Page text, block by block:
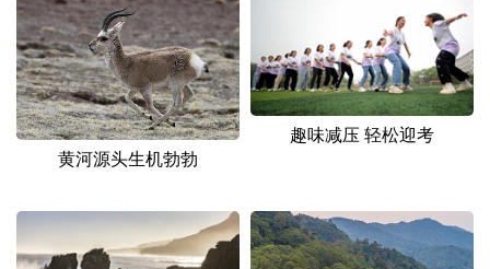
山东 河南 湖南
广东 广西 海南 重庆
四川 贵州 云南 西藏
陕西 甘肃 青海 宁夏
黄河源头生机勃勃
趣味减压 轻松迎考